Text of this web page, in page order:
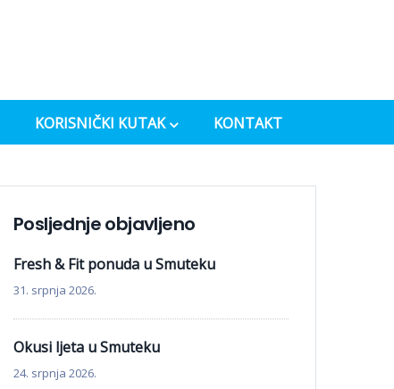
KORISNIČKI KUTAK KONTAKT
Posljednje objavljeno
Fresh & Fit ponuda u Smuteku
31. srpnja 2026.
Okusi ljeta u Smuteku
24. srpnja 2026.